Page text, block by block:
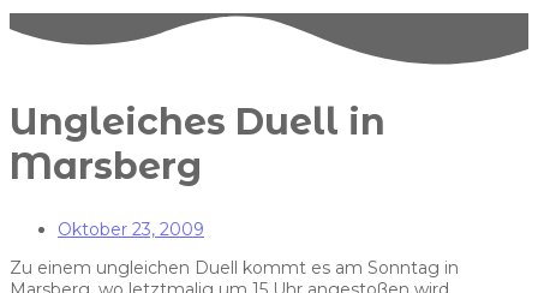
Ungleiches Duell in
Marsberg
Oktober 23, 2009
Zu einem ungleichen Duell kommt es am Sonntag in